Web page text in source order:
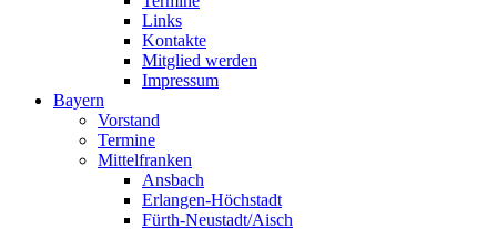
Links
Kontakte
Mitglied werden
Impressum
Bayern
Vorstand
Termine
Mittelfranken
Ansbach
Erlangen-Höchstadt
Fürth-Neustadt/Aisch